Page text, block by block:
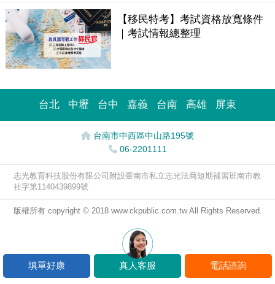
【移民特考】考試資格放寬條件
｜考試情報總整理
台北 中壢 台中 嘉義 台南 高雄 屏東
台南市中西區中山路195號
06-2201111
填單好康 真人客服 電話諮詢
志光教育科技股份有限公司附設臺南市私立志光法商短期補習班南市教
社字第1140439899號
版權所有 copyright © 2018 www.ckpublic.com.tw All Rights Reserved.